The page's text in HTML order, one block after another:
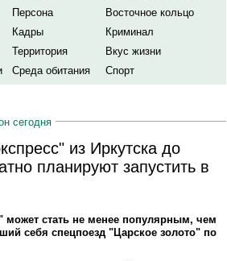
Персона
Восточное кольцо
Кадры
Криминал
Территория
Вкус жизни
Среда обитания Спорт
сегодня
из Иркутска до
планируют запустить в
может стать не менее популярным, чем
себя спецпоезд "Царское золото" по